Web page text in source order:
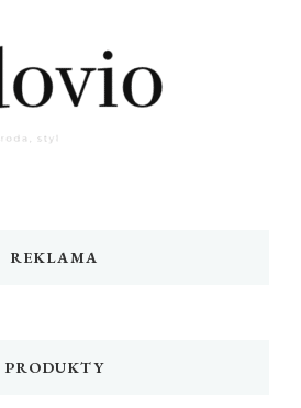
REKLAMA
PRODUKTY